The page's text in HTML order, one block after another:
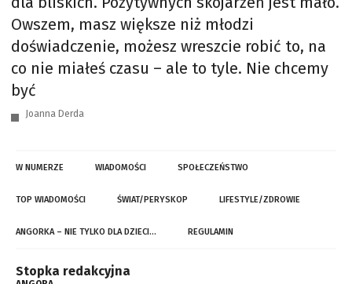
Owszem, masz większe niż młodzi
doświadczenie, możesz wreszcie robić to, na
co nie miałeś czasu – ale to tyle. Nie chcemy
być
Joanna Derda
W NUMERZE WIADOMOŚCI SPOŁECZEŃSTWO
TOP WIADOMOŚCI ŚWIAT/PERYSKOP LIFESTYLE/ZDROWIE
ANGORKA – NIE TYLKO DLA DZIECI… REGULAMIN
Stopka redakcyjna